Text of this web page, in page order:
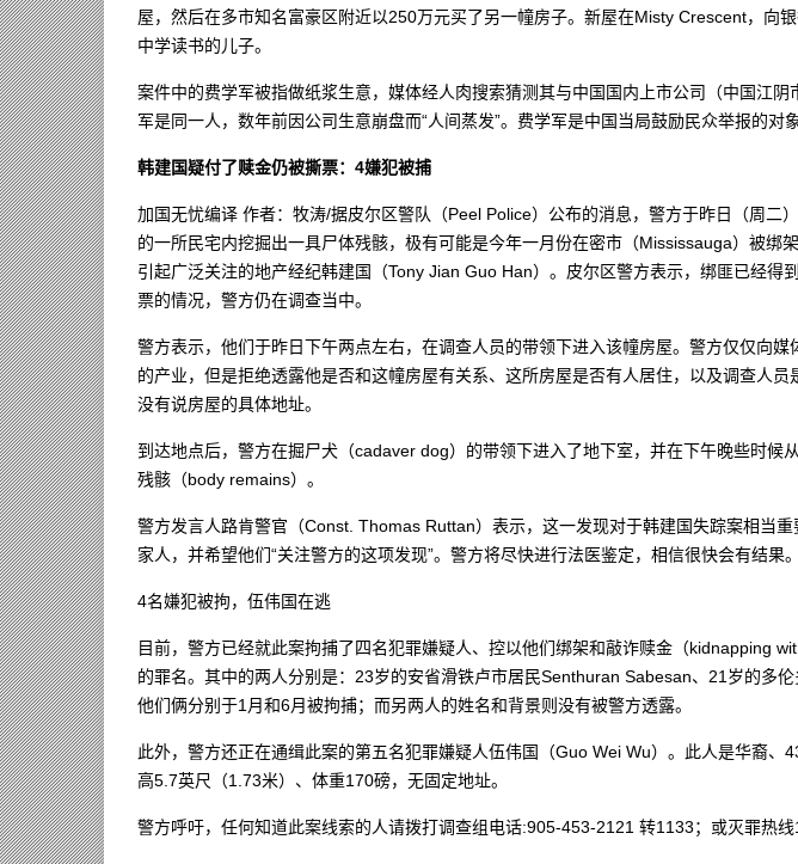
屋，然后在多市知名富豪区附近以250万元买了另一幢房子。新屋在Misty Crescent，向
中学读书的儿子。
案件中的费学军被指做纸浆生意，媒体经人肉搜索猜测其与中国国内上市公司（中国江阴
军是同一人，数年前因公司生意崩盘而“人间蒸发”。费学军是中国当局鼓励民众举报的对象
韩建国疑付了赎金仍被撕票：4嫌犯被捕
加国无忧编译 作者：牧涛/据皮尔区警队（Peel Police）公布的消息，警方于昨日（周二
的一所民宅内挖掘出一具尸体残骸，极有可能是今年一月份在密市（Mississauga）被绑
引起广泛关注的地产经纪韩建国（Tony Jian Guo Han）。皮尔区警方表示，绑匪已经得
票的情况，警方仍在调查当中。
警方表示，他们于昨日下午两点左右，在调查人员的带领下进入该幢房屋。警方仅仅向媒
的产业，但是拒绝透露他是否和这幢房屋有关系、这所房屋是否有人居住，以及调查人员
没有说房屋的具体地址。
到达地点后，警方在掘尸犬（cadaver dog）的带领下进入了地下室，并在下午晚些时候
残骸（body remains）。
警方发言人路肯警官（Const. Thomas Ruttan）表示，这一发现对于韩建国失踪案相当
家人，并希望他们“关注警方的这项发现”。警方将尽快进行法医鉴定，相信很快会有结果。
4名嫌犯被拘，伍伟国在逃
目前，警方已经就此案拘捕了四名犯罪嫌疑人、控以他们绑架和敲诈赎金（kidnapping
的罪名。其中的两人分别是：23岁的安省滑铁卢市居民Senthuran Sabesan、21岁的多伦
他们俩分别于1月和6月被拘捕；而另两人的姓名和背景则没有被警方透露。
此外，警方还正在通缉此案的第五名犯罪嫌疑人伍伟国（Guo Wei Wu）。此人是华裔、
高5.7英尺（1.73米）、体重170磅，无固定地址。
警方呼吁，任何知道此案线索的人请拨打调查组电话:905-453-2121 转1133；或灭罪热线